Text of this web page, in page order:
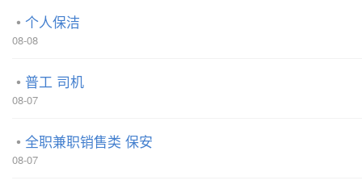
个人保洁
08-08
普工 司机
08-07
全职兼职销售类 保安
08-07